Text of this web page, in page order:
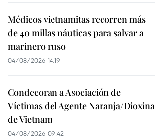
Médicos vietnamitas recorren más
de 40 millas náuticas para salvar a
marinero ruso
04/08/2026 14:19
Condecoran a Asociación de
Víctimas del Agente Naranja/Dioxina
de Vietnam
04/08/2026 09:42